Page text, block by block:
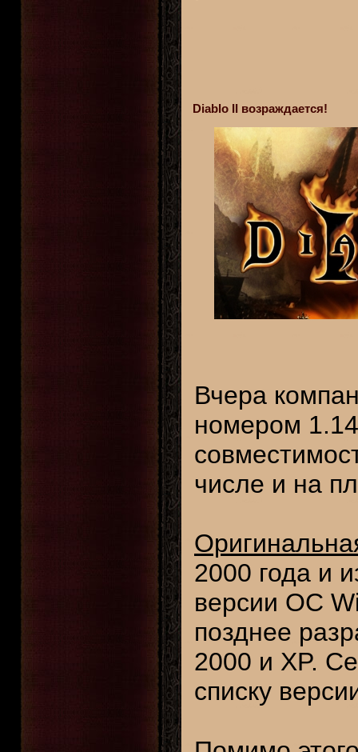
Diablo II возраждается!
Вчера
номером
числе и на
2000 года и
версии ОС
позднее
2000 и XP.
списку